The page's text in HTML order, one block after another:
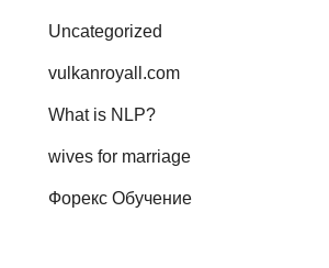
Uncategorized
vulkanroyall.com
What is NLP?
wives for marriage
Форекс Обучение